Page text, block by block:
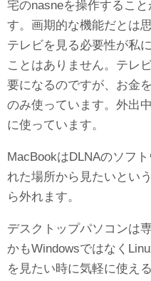
宅のnasneを操作するこ
す。画期的な機能だとは
テレビを見る必要性が私
ことはありません。テレ
要になるのですが、お金
のみ使っています。外出
に使っています。
MacBookはDLNAのソフ
れた場所から見たいとい
ら外れます。
デスクトップパソコンは
かもWindowsではなく
を見たい時に気軽に使え